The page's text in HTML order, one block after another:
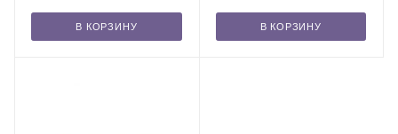
В КОРЗИНУ В КОРЗИНУ